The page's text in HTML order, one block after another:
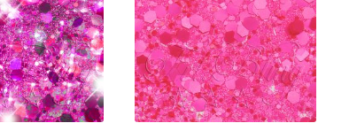
können
auf
der
Produktseite
gewählt
werden
können
auf
der
gewählt
werden